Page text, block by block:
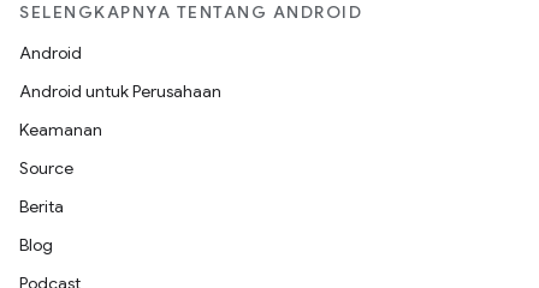
SELENGKAPNYA TENTANG ANDROID
Android
Android untuk Perusahaan
Keamanan
Source
Berita
Blog
Podcast